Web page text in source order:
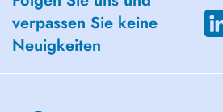
verpassen Sie keine
Neuigkeiten